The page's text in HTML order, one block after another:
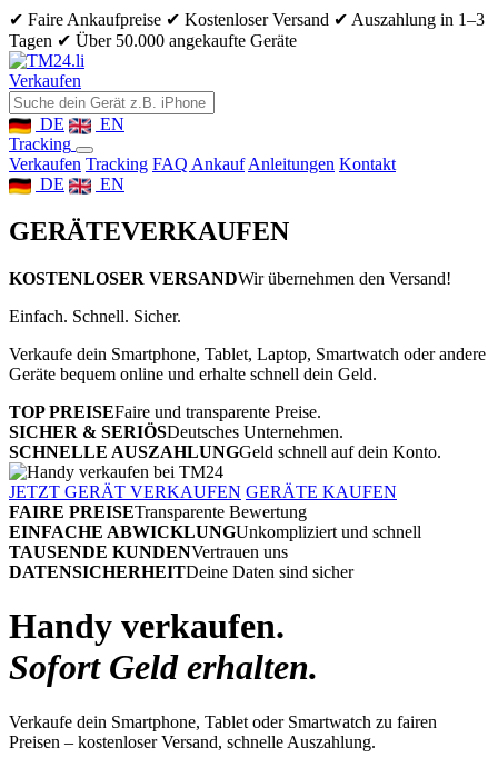
✔ Faire Ankaufpreise ✔ Kostenloser Versand ✔ Auszahlung in 1–3
Tagen ✔ Über 50.000 angekaufte Geräte
Verkaufen
DE
EN
Tracking
Verkaufen Tracking FAQ Ankauf Anleitungen Kontakt
DE
EN
GERÄTEVERKAUFEN
KOSTENLOSER VERSANDWir übernehmen den Versand!
Einfach. Schnell. Sicher.
Verkaufe dein Smartphone, Tablet, Laptop, Smartwatch oder andere
Geräte bequem online und erhalte schnell dein Geld.
TOP PREISEFaire und transparente Preise.
SICHER & SERIÖSDeutsches Unternehmen.
SCHNELLE AUSZAHLUNGGeld schnell auf dein Konto.
JETZT GERÄT VERKAUFEN GERÄTE KAUFEN
FAIRE PREISETransparente Bewertung
EINFACHE ABWICKLUNGUnkompliziert und schnell
TAUSENDE KUNDENVertrauen uns
DATENSICHERHEITDeine Daten sind sicher
Handy verkaufen.
Sofort Geld erhalten.
Verkaufe dein Smartphone, Tablet oder Smartwatch zu fairen
Preisen – kostenloser Versand, schnelle Auszahlung.